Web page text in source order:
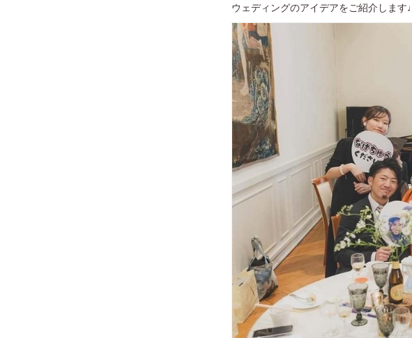
ウェディングのアイデアをご紹介します♩